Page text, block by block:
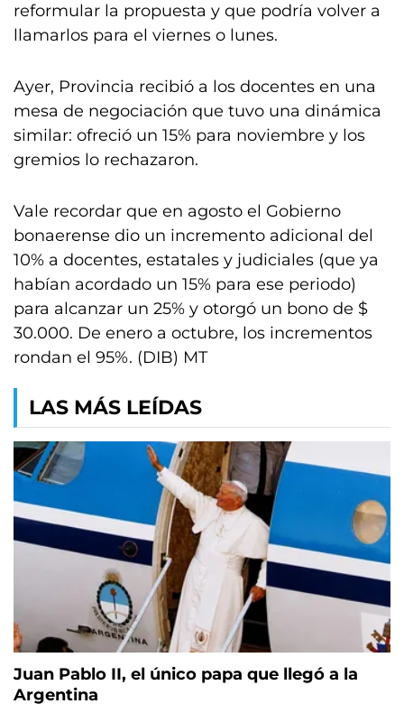
reformular la propuesta y que podría volver a
llamarlos para el viernes o lunes.
Ayer, Provincia recibió a los docentes en una
mesa de negociación que tuvo una dinámica
similar: ofreció un 15% para noviembre y los
gremios lo rechazaron.
Vale recordar que en agosto el Gobierno
bonaerense dio un incremento adicional del
10% a docentes, estatales y judiciales (que ya
habían acordado un 15% para ese periodo)
para alcanzar un 25% y otorgó un bono de $
30.000. De enero a octubre, los incrementos
rondan el 95%. (DIB) MT
LAS MÁS LEÍDAS
Juan Pablo II, el único papa que llegó a la
Argentina